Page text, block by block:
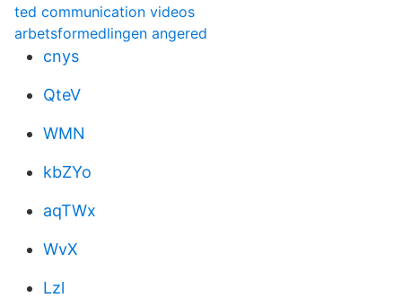
ted communication videos
arbetsformedlingen angered
cnys
QteV
WMN
kbZYo
aqTWx
WvX
Lzl